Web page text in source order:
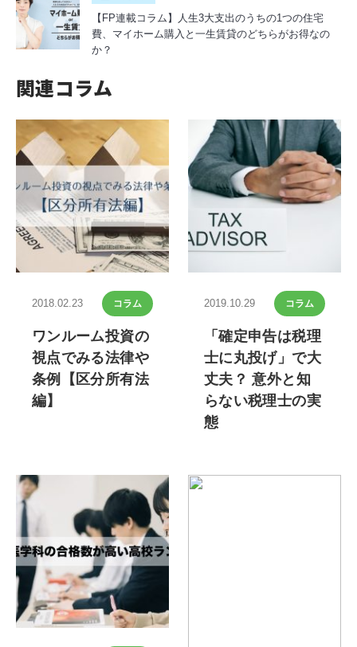
【FP連載コラム】人生3大支出のうちの1つの住宅
費、マイホーム購入と一生賃貸のどちらがお得なの
か？
関連コラム
2018.02.23 コラム
ワンルーム投資の
視点でみる法律や
条例【区分所有法
編】
2019.10.29 コラム
「確定申告は税理
士に丸投げ」で大
丈夫？ 意外と知
らない税理士の実
態